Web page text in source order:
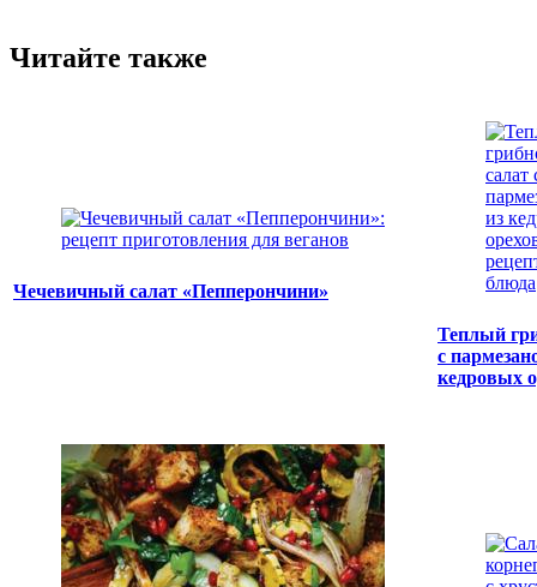
Читайте также
Чечевичный салат «Пепперончини»
Теплый
с
кедровых